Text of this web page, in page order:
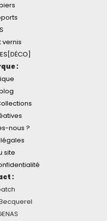
vernis
:
nous ?
site
: